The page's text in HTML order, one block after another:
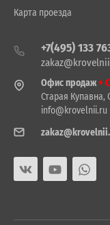
Карта проезда
+7(495) 133
Офис продаж+
Старая Купавна,
info@krovelnii.ru